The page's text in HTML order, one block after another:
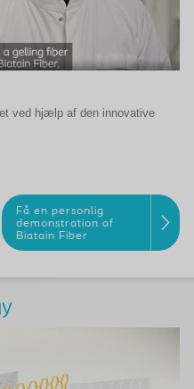
ved hjælp af den innovative
Få en personlig
demonstration af
Biatain Fiber